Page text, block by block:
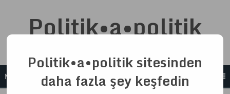
Politik•a•politik
MENU
Politik•a•politik sitesinden
daha fazla şey keşfedin